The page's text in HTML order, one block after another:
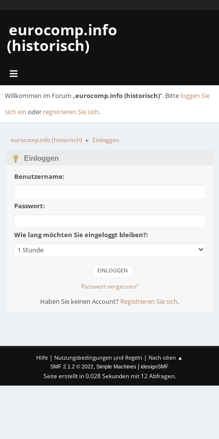
eurocomp.info
(historisch)
Willkommen im Forum „eurocomp.info (historisch)“. Bitte loggen Sie
sich ein oder registrieren Sie sich.
eurocomp.info (historisch) ► Einloggen
Einloggen
Benutzername:
Passwort:
Wie lang möchten Sie eingeloggt bleiben?:
Passwort vergessen?
Haben Sie keinen Account? Registrieren Sie sich.
Hilfe | Nutzungsbedingungen und Regeln | Nach oben ▲
SMF 2.1.2 © 2022, Simple Machines idesignSMF
Seite erstellt in 0.028 Sekunden mit 12 Abfragen.